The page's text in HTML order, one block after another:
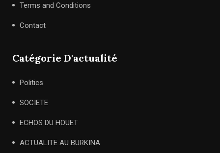
Terms and Conditions
Contact
Catégorie D'actualité
Politics
SOCIETE
ECHOS DU HOUET
ACTUALITE AU BURKINA